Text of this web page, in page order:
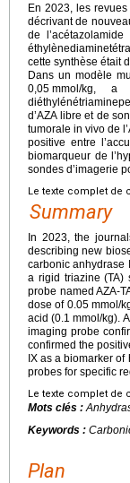
En 2023, les
décrivant de
de
cette synthèse était
Dans un modèle
0,05 mmol/kg, a
d’AZA libre et de
tumorale in vivo de
positive entre
biomarqueur de
sondes d’imagerie
Le texte complet de
Summary
In 2023, the
describing new
carbonic anhydrase
a rigid triazine (TA)
probe named AZA-
dose of 0.05 mmol/
acid (0.1 mmol/kg).
imaging probe
confirmed the
IX as a biomarker
probes for specific
Le texte complet de
Mots clés :
Keywords :
Plan